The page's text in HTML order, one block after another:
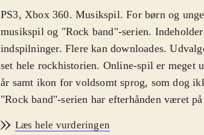
PS3, Xbox 360. Musikspil. For børn og
musikspil og "Rock band"-serien.
indspilninger. Flere kan downloades.
set hele rockhistorien. Online-spil er meget
år samt ikon for voldsomt sprog, som dog
"Rock band"-serien har efterhånden været
Læs hele vurderingen